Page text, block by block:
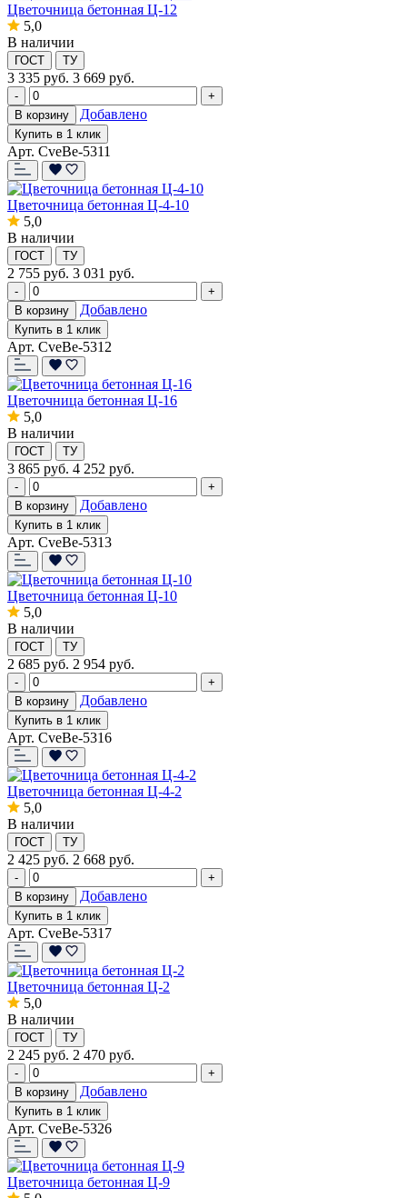
Цветочница бетонная Ц-12
5,0
В наличии
ГОСТ ТУ
3 335 руб. 3 669 руб.
-
+
В корзину
Добавлено
Купить в 1 клик
Арт. CveBe-5311
Цветочница бетонная Ц-4-10
5,0
В наличии
ГОСТ ТУ
2 755 руб. 3 031 руб.
-
+
В корзину
Добавлено
Купить в 1 клик
Арт. CveBe-5312
Цветочница бетонная Ц-16
5,0
В наличии
ГОСТ ТУ
3 865 руб. 4 252 руб.
-
+
В корзину
Добавлено
Купить в 1 клик
Арт. CveBe-5313
Цветочница бетонная Ц-10
5,0
В наличии
ГОСТ ТУ
2 685 руб. 2 954 руб.
-
+
В корзину
Добавлено
Купить в 1 клик
Арт. CveBe-5316
Цветочница бетонная Ц-4-2
5,0
В наличии
ГОСТ ТУ
2 425 руб. 2 668 руб.
-
+
В корзину
Добавлено
Купить в 1 клик
Арт. CveBe-5317
Цветочница бетонная Ц-2
5,0
В наличии
ГОСТ ТУ
2 245 руб. 2 470 руб.
-
+
В корзину
Добавлено
Купить в 1 клик
Арт. CveBe-5326
Цветочница бетонная Ц-9